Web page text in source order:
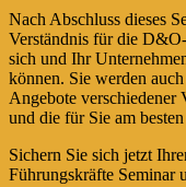
Nach Abschluss dieses
Verständnis für die
sich und Ihr
können. Sie werden
Angebote verschiedener
und die für Sie am
Sichern Sie sich jetzt
Führungskräfte Seminar